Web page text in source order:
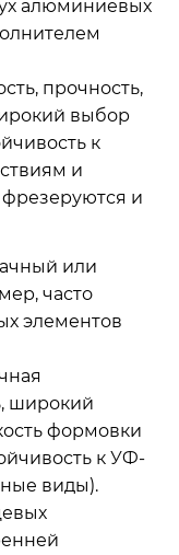
алюминиевых
прочность,
выбор
к
и
фрезеруются и
или
часто
элементов
широкий
формовки
к УФ-
виды).